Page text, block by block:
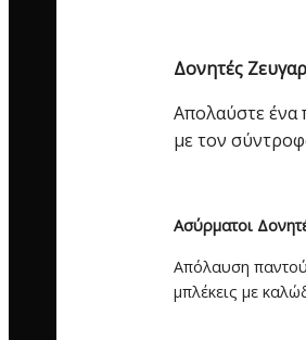
Δονητές
Απολαύστε ένα
με τον
Ασύρματοι
Απόλαυση
μπλέκεις με